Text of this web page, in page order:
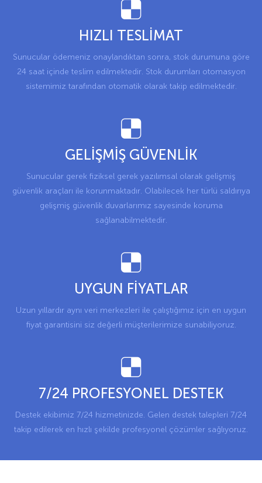
HIZLI TESLİMAT
Sunucular ödemeniz onaylandıktan sonra, stok durumuna göre
24 saat içinde teslim edilmektedir. Stok durumları otomasyon
sistemimiz tarafından otomatik olarak takip edilmektedir.
GELİŞMİŞ GÜVENLİK
Sunucular gerek fiziksel gerek yazılımsal olarak gelişmiş
güvenlik araçları ile korunmaktadır. Olabilecek her türlü saldırıya
gelişmiş güvenlik duvarlarımız sayesinde koruma
sağlanabilmektedir.
UYGUN FİYATLAR
Uzun yıllardır aynı veri merkezleri ile çalıştığımız için en uygun
fiyat garantisini siz değerli müşterilerimize sunabiliyoruz.
7/24 PROFESYONEL DESTEK
Destek ekibimiz 7/24 hizmetinizde. Gelen destek talepleri 7/24
takip edilerek en hızlı şekilde profesyonel çözümler sağlıyoruz.